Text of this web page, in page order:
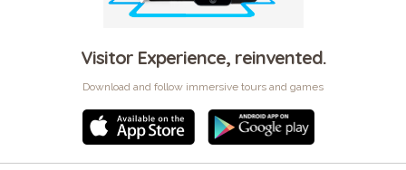
Visitor Experience, reinvented.
Download and follow immersive tours and games